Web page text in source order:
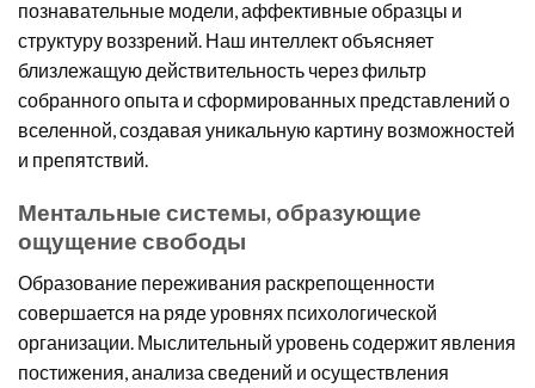
познавательные модели, аффективные образцы и
структуру воззрений. Наш интеллект объясняет
близлежащую действительность через фильтр
собранного опыта и сформированных представлений о
вселенной, создавая уникальную картину возможностей
и препятствий.
Ментальные системы, образующие
ощущение свободы
Образование переживания раскрепощенности
совершается на ряде уровнях психологической
организации. Мыслительный уровень содержит явления
постижения, анализа сведений и осуществления